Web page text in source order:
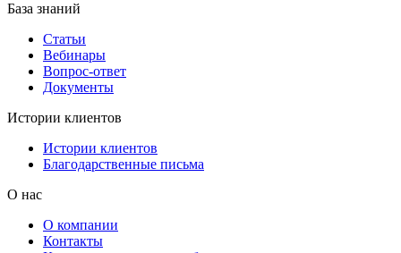
База знаний
Статьи
Вебинары
Вопрос-ответ
Документы
Истории клиентов
Истории клиентов
Благодарственные письма
О нас
О компании
Контакты